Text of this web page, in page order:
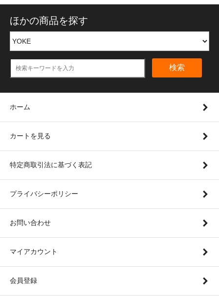
ほかの商品を探す
検索
ホーム
カートを見る
特定商取引法に基づく表記
プライバシーポリシー
お問い合わせ
マイアカウント
会員登録